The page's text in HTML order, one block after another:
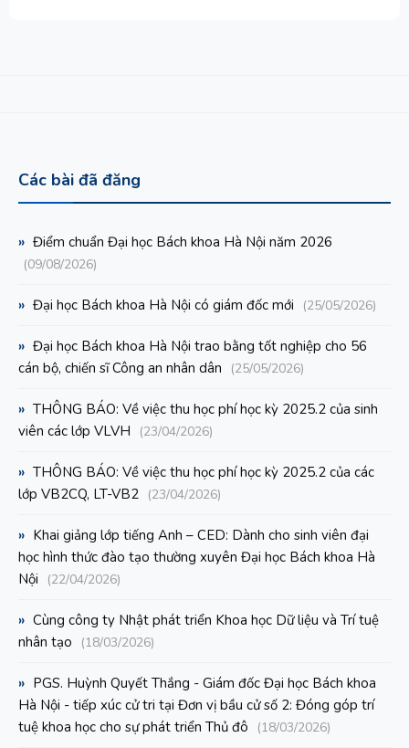
Các bài đã đăng
» Điểm chuẩn Đại học Bách khoa Hà Nội năm 2026
(09/08/2026)
» Đại học Bách khoa Hà Nội có giám đốc mới (25/05/2026)
» Đại học Bách khoa Hà Nội trao bằng tốt nghiệp cho 56
cán bộ, chiến sĩ Công an nhân dân
(25/05/2026)
» THÔNG BÁO: Về việc thu học phí học kỳ 2025.2 của sinh
viên các lớp VLVH
(23/04/2026)
» THÔNG BÁO: Về việc thu học phí học kỳ 2025.2 của các
lớp VB2CQ, LT-VB2 (23/04/2026)
» Khai giảng lớp tiếng Anh – CED: Dành cho sinh viên đại
học hình thức đào tạo thường xuyên Đại học Bách khoa Hà
Nội
(22/04/2026)
» Cùng công ty Nhật phát triển Khoa học Dữ liệu và Trí tuệ
nhân tạo
(18/03/2026)
» PGS. Huỳnh Quyết Thắng - Giám đốc Đại học Bách khoa
Hà Nội - tiếp xúc cử tri tại Đơn vị bầu cử số 2: Đóng góp trí
tuệ khoa học cho sự phát triển Thủ đô
(18/03/2026)